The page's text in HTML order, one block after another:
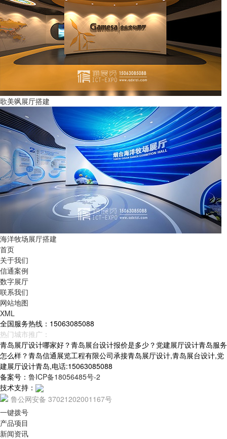
歌美飒展厅搭建
海洋牧场展厅搭建
首页
关于我们
信通案例
数字展厅
联系我们
网站地图
XML
全国服务热线：15063085088
热门城市推广：
青岛展厅设计哪家好？青岛展台设计报价是多少？党建展厅设计青岛服务
怎么样？青岛信通展览工程有限公司承接青岛展厅设计,青岛展台设计,党
建展厅设计青岛,电话:15063085088
备案号： 鲁ICP备18056485号-2
技术支持：
鲁公网安备 37021202001167号
一键拨号
产品项目
新闻资讯